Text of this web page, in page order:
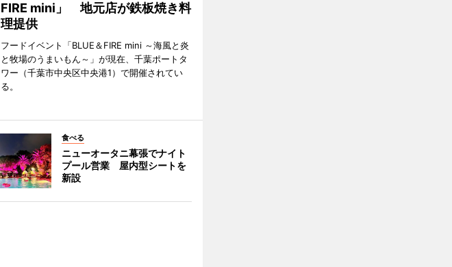
FIRE mini」 地元店が鉄板焼き料
理提供
フードイベント「BLUE＆FIRE mini ～海風と炎
と牧場のうまいもん～」が現在、千葉ポートタ
ワー（千葉市中央区中央港1）で開催されてい
る。
食べる
ニューオータニ幕張でナイト
プール営業 屋内型シートを
新設